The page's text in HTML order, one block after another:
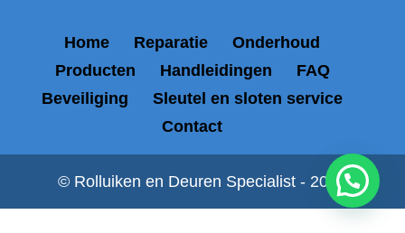
Home Reparatie
Onderhoud
Producten
Handleidingen
FAQ
Beveiliging
Sleutel en sloten service
Contact
© Rolluiken en Deuren Specialist - 2026